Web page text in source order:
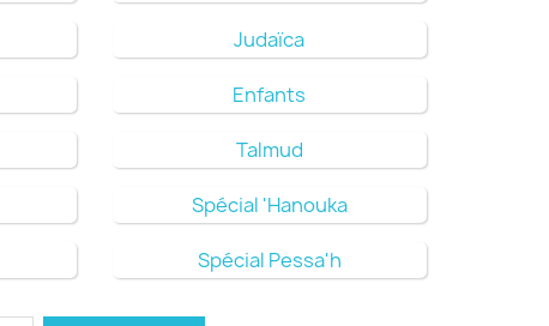
Judaïca
Enfants
Talmud
Spécial 'Hanouka
Spécial Pessa'h